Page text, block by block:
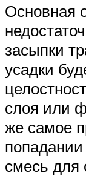
Основная
засыпки
усадки
слоя или
же самое
попадании
смесь для